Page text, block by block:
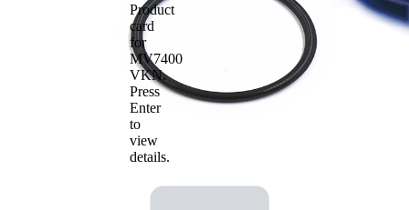
Product
card
for
MV7400
VKN.
Press
Enter
to
view
details.